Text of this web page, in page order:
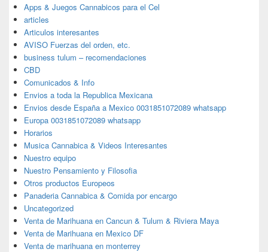
Apps & Juegos Cannabicos para el Cel
articles
Articulos interesantes
AVISO Fuerzas del orden, etc.
business tulum – recomendaciones
CBD
Comunicados & Info
Envios a toda la Republica Mexicana
Envios desde España a Mexico 0031851072089 whatsapp
Europa 0031851072089 whatsapp
Horarios
Musica Cannabica & Videos Interesantes
Nuestro equipo
Nuestro Pensamiento y Filosofia
Otros productos Europeos
Panaderia Cannabica & Comida por encargo
Uncategorized
Venta de Marihuana en Cancun & Tulum & Riviera Maya
Venta de Marihuana en Mexico DF
Venta de marihuana en monterrey